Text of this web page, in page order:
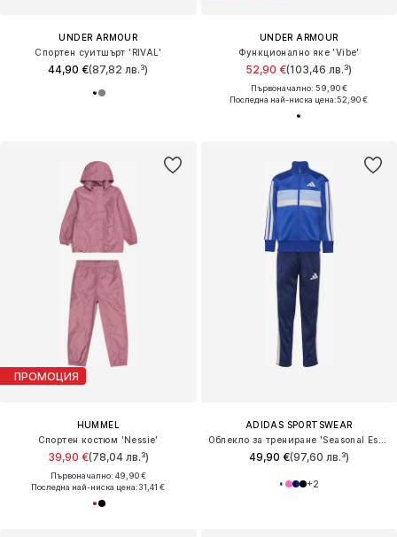
UNDER ARMOUR
Спортен суитшърт 'RIVAL'
44,90 €(87,82 лв.³)
UNDER ARMOUR
Функционално яке 'Vibe'
52,90 €(103,46 лв.³)
Първоначално: 59,90 €
Последна най-ниска цена:52,90 €
ПРОМОЦИЯ
HUMMEL
Спортен костюм 'Nessie'
39,90 €(78,04 лв.³)
Първоначално: 49,90 €
Последна най-ниска цена:31,41 €
ADIDAS SPORTSWEAR
49,90 €(97,60 лв.³)
+2